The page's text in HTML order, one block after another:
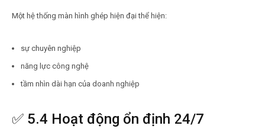
Một hệ thống màn hình ghép hiện đại thể hiện:
sự chuyên nghiệp
năng lực công nghệ
tầm nhìn dài hạn của doanh nghiệp
✅ 5.4 Hoạt động ổn định 24/7